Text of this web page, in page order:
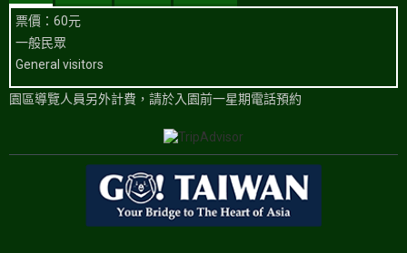
票價：60元
一般民眾
General visitors
園區導覽人員另外計費，請於入園前一星期電話預約